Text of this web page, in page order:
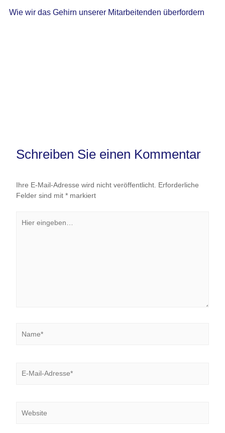
Wie wir das Gehirn unserer Mitarbeitenden überfordern
Schreiben Sie einen Kommentar
Ihre E-Mail-Adresse wird nicht veröffentlicht. Erforderliche
Felder sind mit *markiert
eingeben…
Mail-